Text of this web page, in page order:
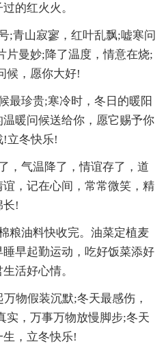
的红火火。
;青山寂寥，红叶乱飘;嘘寒问
片曼妙;降了温度，情意在烧;
候，愿你大好!
最珍贵;寒冷时，冬日的暖阳
暖问候送给你，愿它赐予你
!立冬快乐!
，气温降了，情谊存了，道
，记在心间，常常微笑，精
长!
粮油料快收完。油菜定植麦
早起勤运动，吃好饭菜添好
活好心情。
物假装沉默;冬天最感伤，
实，万事万物放慢脚步;冬天
，立冬快乐!